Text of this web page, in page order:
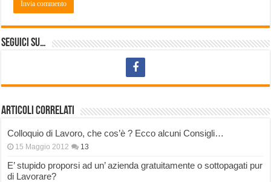
Seguici su…
Articoli correlati
Colloquio di Lavoro, che cos’è ? Ecco alcuni Consigli…
15 Maggio 2012 13
E’ stupido proporsi ad un’ azienda gratuitamente o sottopagati pur
di Lavorare?